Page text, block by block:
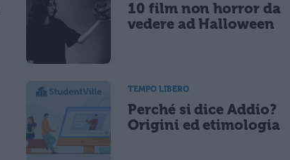
10 film non horror da
vedere ad Halloween
TEMPO LIBERO
Perché si dice Addio?
Origini ed etimologia